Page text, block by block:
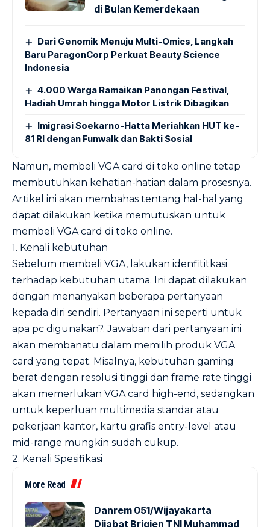
di Bulan Kemerdekaan
Dari Genomik Menuju Multi-Omics, Langkah
Baru ParagonCorp Perkuat Beauty Science
Indonesia
4.000 Warga Ramaikan Panongan Festival,
Hadiah Umrah hingga Motor Listrik Dibagikan
Imigrasi Soekarno-Hatta Meriahkan HUT ke-
81 RI dengan Funwalk dan Bakti Sosial
Namun, membeli VGA card di toko online tetap
membutuhkan kehatian-hatian dalam prosesnya.
Artikel ini akan membahas tentang hal-hal yang
dapat dilakukan ketika memutuskan untuk
membeli VGA card di toko online.
1. Kenali kebutuhan
Sebelum membeli VGA, lakukan idenfititkasi
terhadap kebutuhan utama. Ini dapat dilakukan
dengan menanyakan beberapa pertanyaan
kepada diri sendiri. Pertanyaan ini seperti untuk
apa pc digunakan?. Jawaban dari pertanyaan ini
akan membanatu dalam memilih produk VGA
card yang tepat. Misalnya, kebutuhan gaming
berat dengan resolusi tinggi dan frame rate tinggi
akan memerlukan VGA card high-end, sedangkan
untuk keperluan multimedia standar atau
pekerjaan kantor, kartu grafis entry-level atau
mid-range mungkin sudah cukup.
2. Kenali Spesifikasi
More Read
Danrem 051/Wijayakarta
Dijabat Brigjen TNI Muhammad